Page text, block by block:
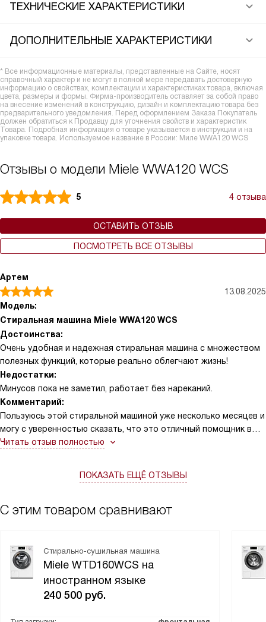
ТЕХНИЧЕСКИЕ ХАРАКТЕРИСТИКИ
ДОПОЛНИТЕЛЬНЫЕ ХАРАКТЕРИСТИКИ
* Все информационные материалы, представленные на Сайте, носят
справочный характер и не могут в полной мере передавать достоверную
информацию о свойствах, комплектации и характеристиках товара, включая
цвета, размеры и формы. Фирма-производитель оставляет за собой право
на внесение изменений в конструкцию, дизайн и комплектацию товара без
предварительного уведомления. Перед оформлением Заказа Покупатель
должен обратиться к Продавцу для уточнения свойств и характеристик
Товара. Подробная информация о товаре указывается в инструкции и на
упаковке товара. Используемое название в России: Миле WWA120 WCS
Отзывы о модели Miele WWA120 WCS
5 4 отзыва
ОСТАВИТЬ ОТЗЫВ
ПОСМОТРЕТЬ ВСЕ ОТЗЫВЫ
Артем
13.08.2025
Модель:
Стиральная машина Miele WWA120 WCS
Достоинства:
Очень удобная и надежная стиральная машина с множеством
полезных функций, которые реально облегчают жизнь!
Недостатки:
Минусов пока не заметил, работает без нареканий.
Комментарий:
Пользуюсь этой стиральной машиной уже несколько месяцев и
могу с уверенностью сказать, что это отличный помощник в
домашнем хозяйстве! Особенно приятно, что загрузка
положить носки с утра. Панель управления с наклоном под 5°
программу. Экран EasyControl понятный и информативный,
запустить стирку ночью или в удобное время. Я часто ставлю
на 3-4 часа вперед, чтобы белье было готово к моему
возвращению с работы. Капсулы CapDosing — это отдельная
история, теперь не нужно гадать, сколько порошка или
кондиционера добавить, все дозировано идеально. Очень
Читать отзыв полностью
ПОКАЗАТЬ ЕЩЁ ОТЗЫВЫ
С этим товаром сравнивают
Стирально-сушильная машина
Miele WTD160WCS на
иностранном языке
240 500 руб.